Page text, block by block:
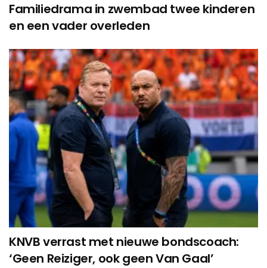
Familiedrama in zwembad twee kinderen
en een vader overleden
KNVB verrast met nieuwe bondscoach:
‘Geen Reiziger, ook geen Van Gaal’